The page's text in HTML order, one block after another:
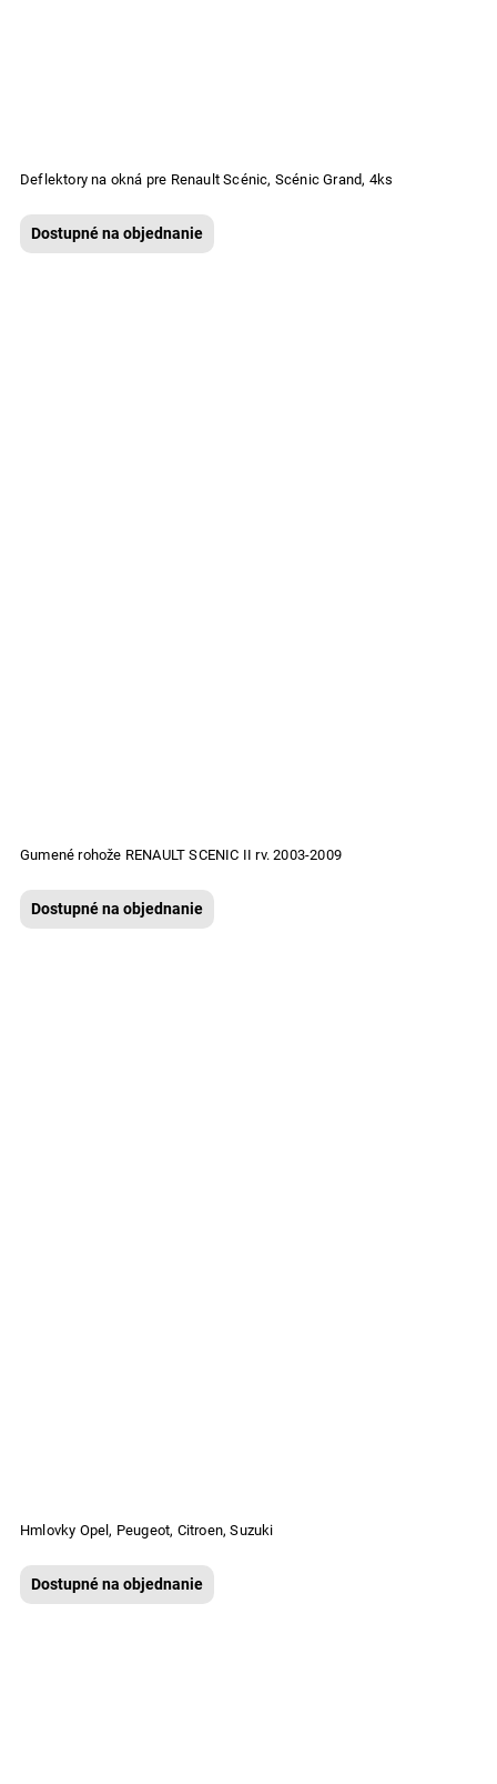
Deflektory na okná pre Renault Scénic, Scénic Grand, 4ks
Dostupné na objednanie
Gumené rohože RENAULT SCENIC II rv. 2003-2009
Dostupné na objednanie
Hmlovky Opel, Peugeot, Citroen, Suzuki
Dostupné na objednanie